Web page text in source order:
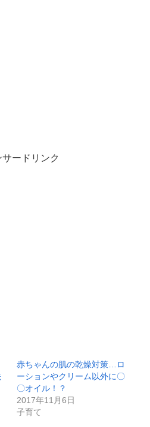
サードリンク
赤ちゃんの肌の乾燥対策…ロ
ーションやクリーム以外に〇
〇オイル！？
2017年11月6日
子育て